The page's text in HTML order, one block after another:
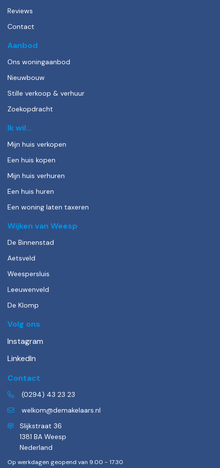
Reviews
Contact
Aanbod
Ons woningaanbod
Nieuwbouw
Stille verkoop & verhuur
Zoekopdracht
Ik wil...
Mijn huis verkopen
Een huis kopen
Mijn huis verhuren
Een huis huren
Een woning laten taxeren
Wijken van Weesp
De Binnenstad
Aetsveld
Weespersluis
Leeuwenveld
De Klomp
Volg ons
Instagram
LinkedIn
Contact
(0294) 43 23 23
welkom@demakelaars.nl
Slijkstraat 36
1381 BA Weesp
Nederland
Op werkdagen geopend van 9.00 - 17.30